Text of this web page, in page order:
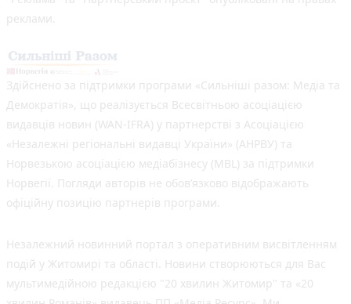
реклами.
Здійснено за підтримки програми «Сильніші разом: Медіа та
Демократія», що реалізується Всесвітньою асоціацією
видавців новин (WAN-IFRA) у партнерстві з Асоціацією
«Незалежні регіональні видавці України» (АНРВУ) та
Норвезькою асоціацією медіабізнесу (MBL) за підтримки
Норвегії. Погляди авторів не обов’язково відображають
офіційну позицію партнерів програми.
Незалежний новинний портал з оперативним висвітленням
подій у Житомирі та області. Новини створюються для Вас
мультимедійною редакцією "20 хвилин Житомир" та «20